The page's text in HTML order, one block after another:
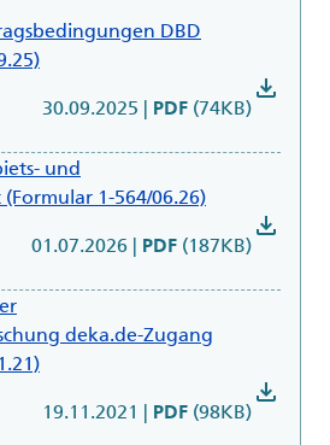
DBD
30.09.2025 | PDF (74KB)
download
und
1-564/06.26)
01.07.2026 | PDF (187KB)
download
deka.de-Zugang
19.11.2021 | PDF (98KB)
download